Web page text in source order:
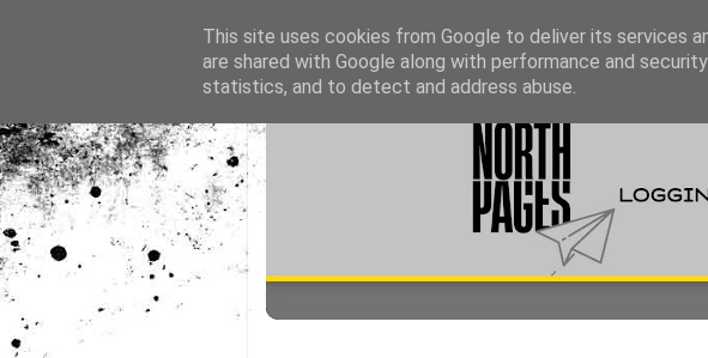
This site uses cookies from Google to deliver its services
are shared with Google along with performance and
statistics, and to detect and address abuse.